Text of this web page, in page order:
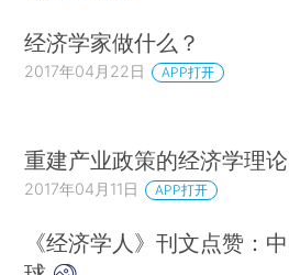
经济学家做什么？
2017年04月22日 APP打开
重建产业政策的经济学理论
2017年04月11日 APP打开
《经济学人》刊文点赞：